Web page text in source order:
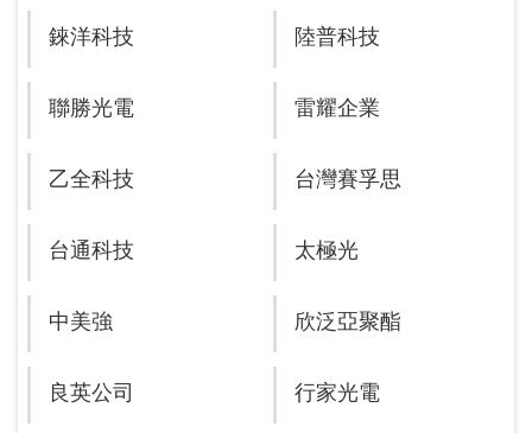
錸洋科技 陸普科技
聯勝光電 雷耀企業
乙全科技 台灣賽孚思
台通科技 太極光
中美強 欣泛亞聚酯
良英公司 行家光電